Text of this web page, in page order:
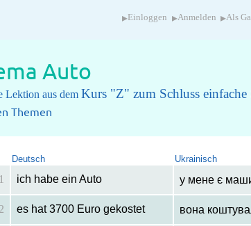
▸ Einloggen ▸Anmelden ▸Als
Auto
Lektion aus dem Kurs "Z" zum Schluss einfache
Themen
Deutsch Ukrainisch
1 ich habe ein Auto у мене є
2 es hat 3700 Euro gekostet вона